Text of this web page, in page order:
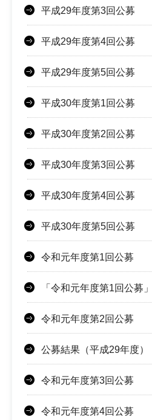
平成29年度第3回公募
平成29年度第4回公募
平成29年度第5回公募
平成30年度第1回公募
平成30年度第2回公募
平成30年度第3回公募
平成30年度第4回公募
平成30年度第5回公募
令和元年度第1回公募
「令和元年度第1回公募
令和元年度第2回公募
公募結果（平成29年度）
令和元年度第3回公募
令和元年度第4回公募